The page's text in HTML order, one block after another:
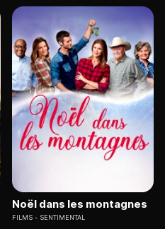
Noël dans les montagnes
FILMS SENTIMENTAL